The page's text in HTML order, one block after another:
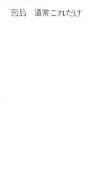
完品 通常これだけ